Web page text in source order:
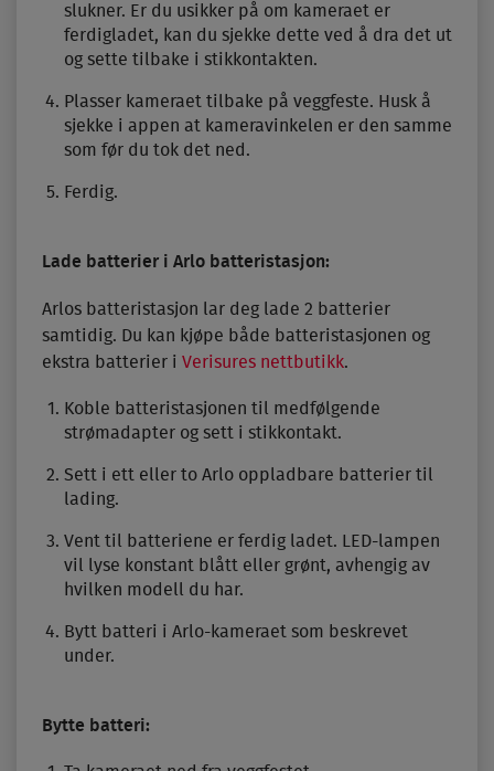
slukner. Er du usikker på om kameraet er
ferdigladet, kan du sjekke dette ved å dra det ut
og sette tilbake i stikkontakten.
Plasser kameraet tilbake på veggfeste. Husk å
sjekke i appen at kameravinkelen er den samme
som før du tok det ned.
Ferdig.
Lade batterier i Arlo batteristasjon:
Arlos batteristasjon lar deg lade 2 batterier
samtidig. Du kan kjøpe både batteristasjonen og
ekstra batterier i Verisures nettbutikk.
Koble batteristasjonen til medfølgende
strømadapter og sett i stikkontakt.
Sett i ett eller to Arlo oppladbare batterier til
lading.
Vent til batteriene er ferdig ladet. LED-lampen
vil lyse konstant blått eller grønt, avhengig av
hvilken modell du har.
Bytt batteri i Arlo-kameraet som beskrevet
under.
Bytte batteri: